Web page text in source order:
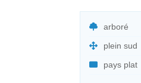
arboré
plein sud
pays plat